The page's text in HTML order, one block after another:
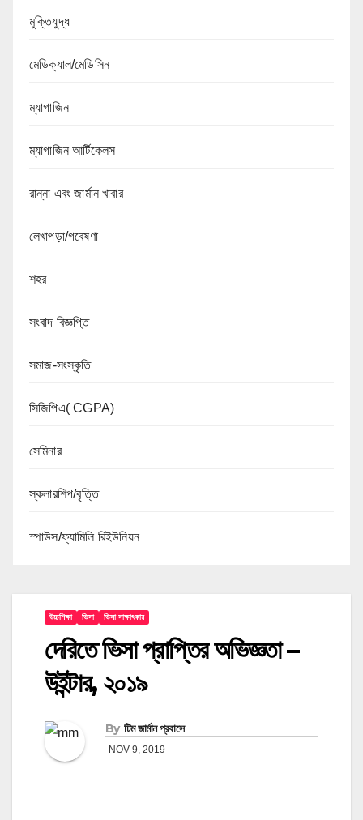
মুক্তিযুদ্ধ
মেডিক্যাল/মেডিসিন
ম্যাগাজিন
ম্যাগাজিন আর্টিকেলস
রান্না এবং জার্মান খাবার
লেখাপড়া/গবেষণা
শহর
সংবাদ বিজ্ঞপ্তি
সমাজ-সংস্কৃতি
সিজিপিএ( CGPA)
সেমিনার
স্কলারশিপ/বৃত্তি
স্পাউস/ফ্যামিলি রিইউনিয়ন
উচ্চশিক্ষা ভিসা ভিসা সাক্ষাৎকার
দেরিতে ভিসা প্রাপ্তির অভিজ্ঞতা –
উইন্টার, ২০১৯
By টিম জার্মান প্রবাসে
NOV 9, 2019